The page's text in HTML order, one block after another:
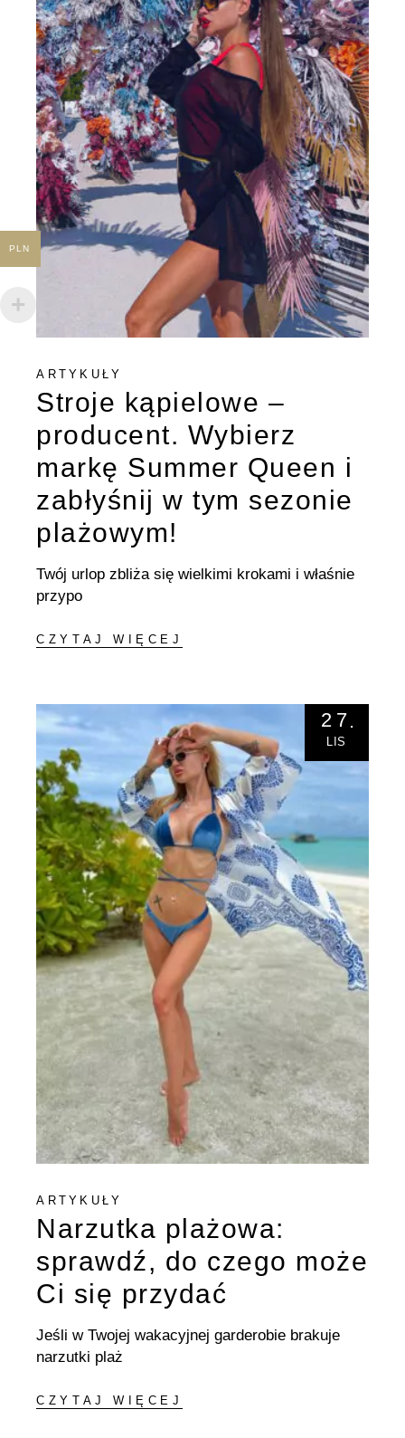
ARTYKUŁY
Stroje kąpielowe –
producent. Wybierz
markę Summer Queen i
zabłyśnij w tym sezonie
plażowym!
Twój urlop zbliża się wielkimi krokami i właśnie
przypo
CZYTAJ WIĘCEJ
27
LIS
ARTYKUŁY
Narzutka plażowa:
sprawdź, do czego może
Ci się przydać
Jeśli w Twojej wakacyjnej garderobie brakuje
narzutki plaż
CZYTAJ WIĘCEJ
PLN